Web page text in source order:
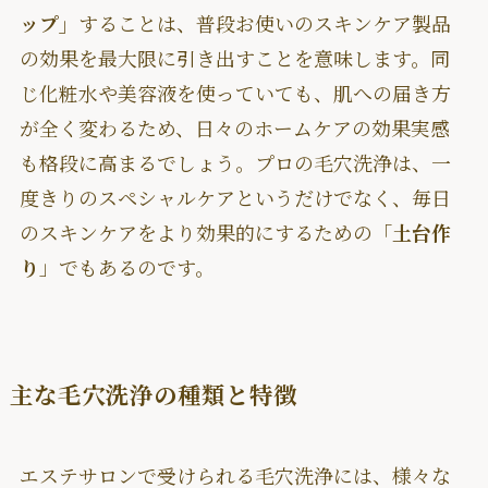
ップ」 することは、普段お使いのスキンケア製品
の効果を最大限に引き出すことを意味します。同
じ化粧水や美容液を使っていても、肌への届き方
が全く変わるため、日々のホームケアの効果実感
も格段に高まるでしょう。プロの毛穴洗浄は、一
度きりのスペシャルケアというだけでなく、毎日
のスキンケアをより効果的にするための「土台作
り 」でもあるのです。
主な毛穴洗浄の種類と特徴
エステサロンで受けられる毛穴洗浄には、様々な